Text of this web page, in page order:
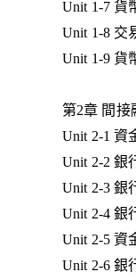
Unit 1-7 貨
Unit 1-8 交
Unit 1-9 貨
第2章 間接
Unit 2-1 資
Unit 2-2 銀
Unit 2-3 銀
Unit 2-4 銀
Unit 2-5 資
Unit 2-6 銀